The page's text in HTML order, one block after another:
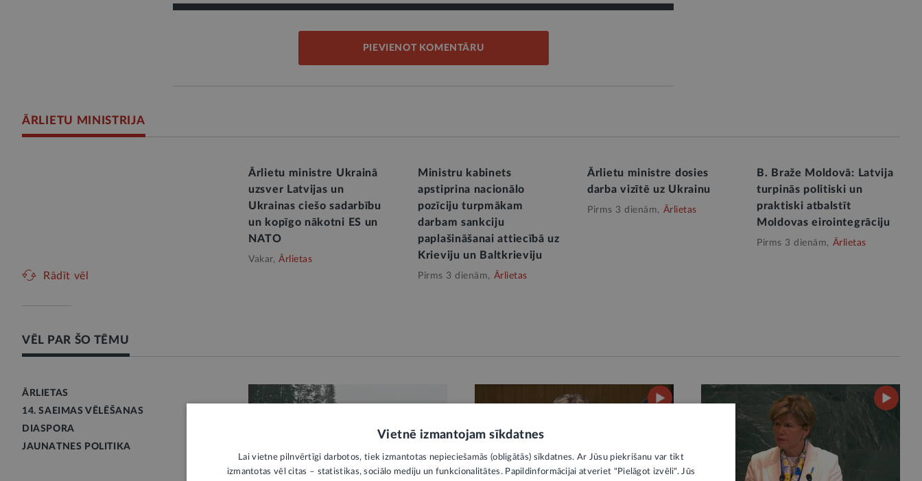
PIEVIENOT KOMENTĀRU
ĀRLIETU MINISTRIJA
Ārlietu ministre Ukrainā
uzsver Latvijas un
Ukrainas ciešo sadarbību
un kopīgo nākotni ES un
NATO
Vakar, Ārlietas
Ministru kabinets
apstiprina nacionālo
pozīciju turpmākam
darbam sankciju
paplašināšanai attiecībā uz
Krieviju un Baltkrieviju
Pirms 3 dienām, Ārlietas
Ārlietu ministre dosies
darba vizītē uz Ukrainu
Pirms 3 dienām, Ārlietas
B. Braže Moldovā: Latvija
turpinās politiski un
praktiski atbalstīt
Moldovas eirointegrāciju
Pirms 3 dienām, Ārlietas
Rādīt vēl
VĒL PAR ŠO TĒMU
ĀRLIETAS
14. SAEIMAS VĒLĒŠANAS
DIASPORA
JAUNATNES POLITIKA
Vietnē izmantojam sīkdatnes
Lai vietne pilnvērtīgi darbotos, tiek izmantotas nepieciešamās (obligātās) sīkdatnes. Ar Jūsu piekrišanu var tikt
izmantotas vēl citas – statistikas, sociālo mediju un funkcionalitātes. Papildinformācijai atveriet "Pielāgot izvēli". Jūs